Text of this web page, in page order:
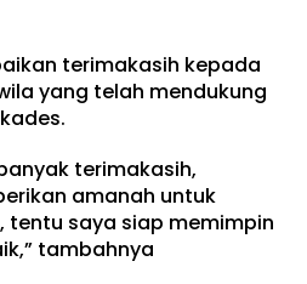
terimakasih kepada
yang telah mendukung
terimakasih,
amanah untuk
tentu saya siap memimpin
tambahnya